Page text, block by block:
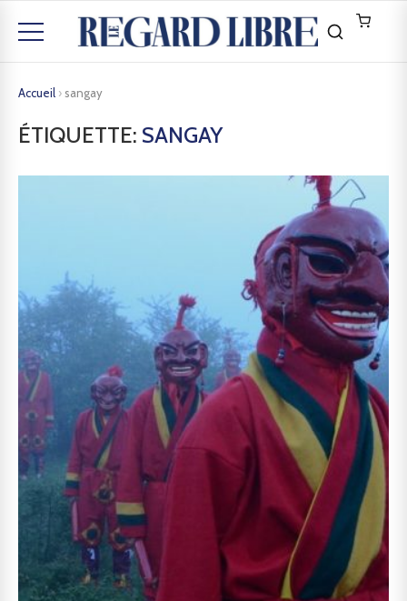
Accueil › sangay
ÉTIQUETTE: SANGAY